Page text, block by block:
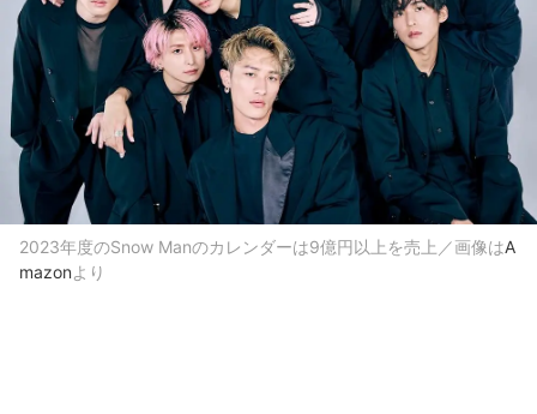
2023年度のSnow Manのカレンダーは9億円以上を売上／画像はA
mazonより